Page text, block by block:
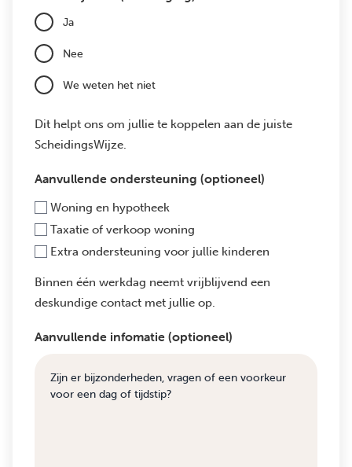
Ja
Nee
We weten het niet
Dit helpt ons om jullie te koppelen aan de juiste
ScheidingsWijze.
Aanvullende ondersteuning (optioneel)
Woning en hypotheek
Taxatie of verkoop woning
Extra ondersteuning voor jullie kinderen
Binnen één werkdag neemt vrijblijvend een
deskundige contact met jullie op.
Aanvullende infomatie (optioneel)